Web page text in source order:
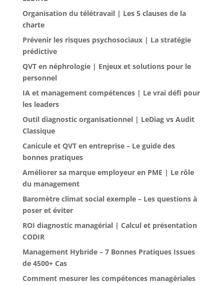
Organisation du télétravail | Les 5 clauses de la
charte
Prévenir les risques psychosociaux | La stratégie
prédictive
QVT en néphrologie | Enjeux et solutions pour le
personnel
IA et management compétences | Le vrai défi pour
les leaders
Outil diagnostic organisationnel | LeDiag vs Audit
Classique
Canicule et QVT en entreprise – Le guide des
bonnes pratiques
Améliorer sa marque employeur en PME | Le rôle
du management
Baromètre climat social exemple – Les questions à
poser et éviter
ROI diagnostic managérial | Calcul et présentation
CODIR
Management Hybride – 7 Bonnes Pratiques Issues
de 4500+ Cas
Comment mesurer les compétences managériales